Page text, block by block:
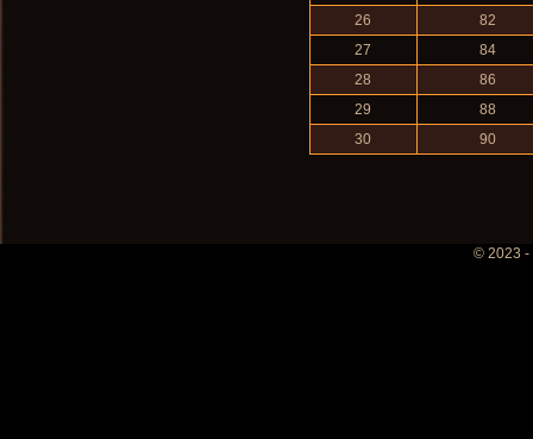
26
82
27
84
28
86
29
88
30
90
© 2023 -